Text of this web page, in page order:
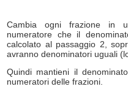
Cambia ogni frazione in
numeratore che il
calcolato al passaggio 2,
avranno denominatori uguali
Quindi mantieni il
numeratori delle frazioni.